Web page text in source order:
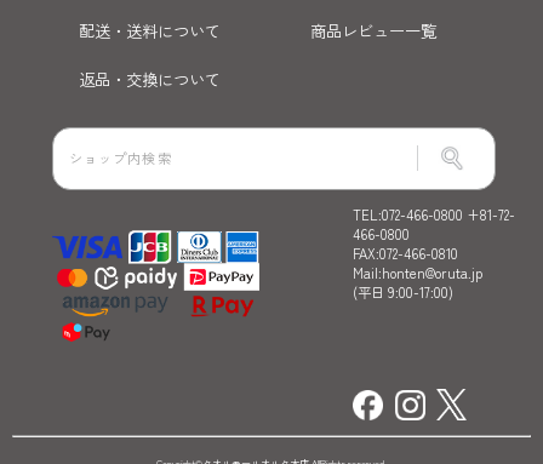
配送・送料について
商品レビュー一覧
返品・交換について
TEL:072-466-0800 +81-72-
466-0800
FAX:072-466-0810
Mail:honten@oruta.jp
(平日 9:00-17:00)